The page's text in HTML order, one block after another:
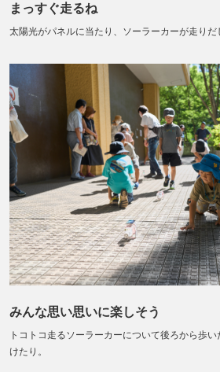
まっすぐ走るね
太陽光がパネルに当たり、ソーラーカーが走りだ
みんな思い思いに楽しそう
トコトコ走るソーラーカーについて後ろから歩
けたり。